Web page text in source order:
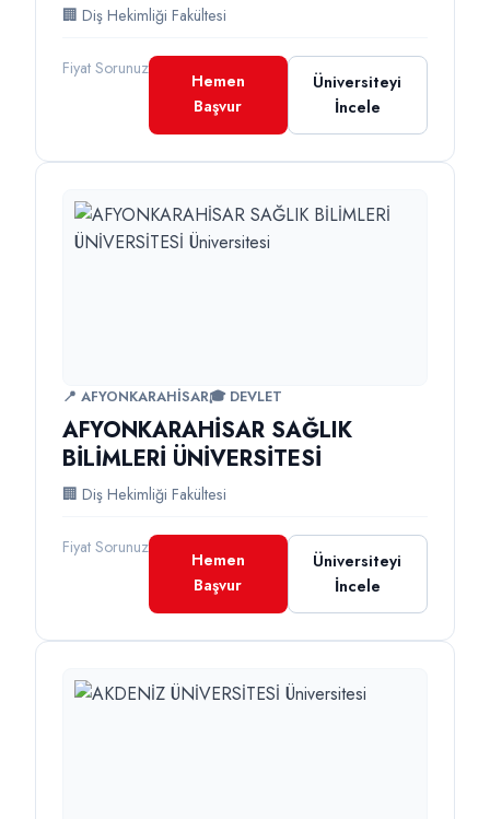
🏢 Diş Hekimliği Fakültesi
Fiyat Sorunuz
Hemen
Başvur
Üniversiteyi
İncele
📍 AFYONKARAHİSAR🎓 DEVLET
AFYONKARAHİSAR SAĞLIK
BİLİMLERİ ÜNİVERSİTESİ
🏢 Diş Hekimliği Fakültesi
Fiyat Sorunuz
Hemen
Başvur
Üniversiteyi
İncele